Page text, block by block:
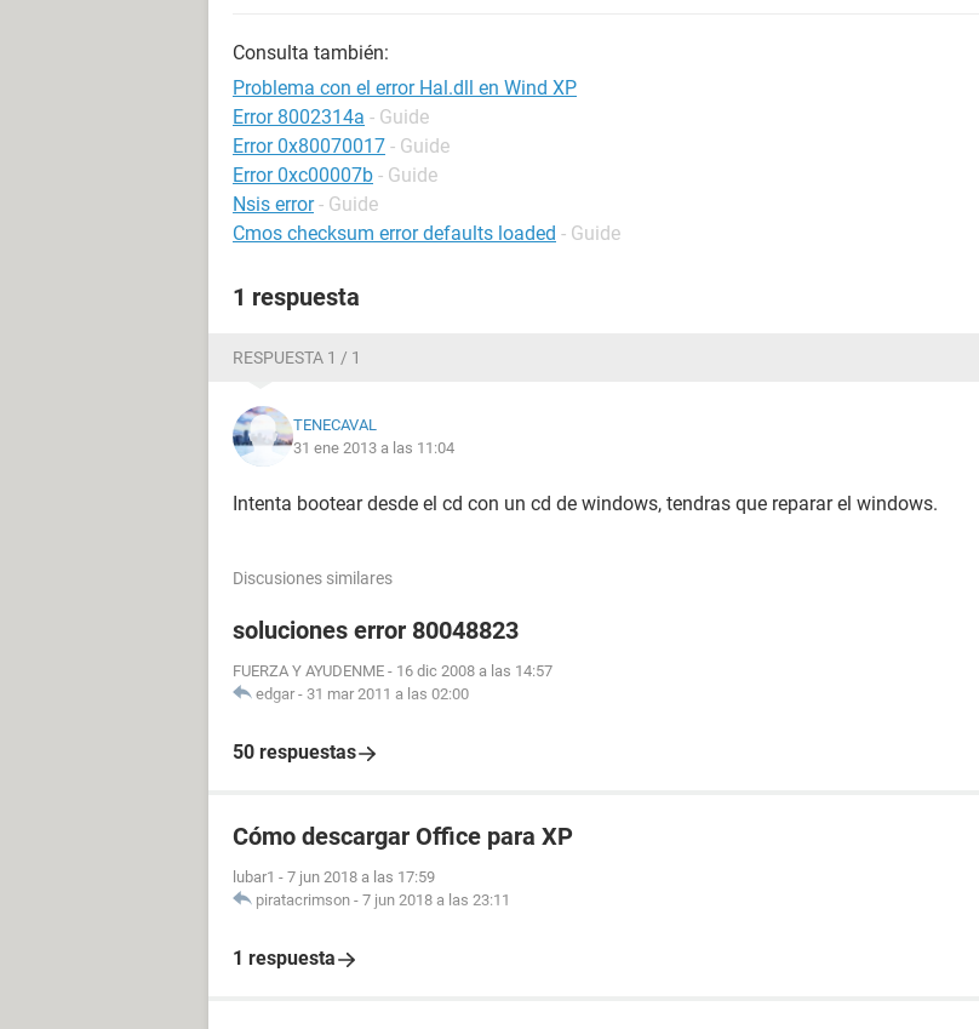
Consulta también:
Problema con el error Hal.dll en Wind XP
Error 8002314a - Guide
Error 0x80070017 - Guide
Error 0xc00007b - Guide
Nsis error - Guide
Cmos checksum error defaults loaded - Guide
1 respuesta
RESPUESTA 1 / 1
TENECAVAL
31 ene 2013 a las 11:04
Intenta bootear desde el cd con un cd de windows, tendras que reparar el windows.
Discusiones similares
soluciones error 80048823
FUERZA Y AYUDENME - 16 dic 2008 a las 14:57
edgar - 31 mar 2011 a las 02:00
50 respuestas
Cómo descargar Office para XP
lubar1 - 7 jun 2018 a las 17:59
piratacrimson - 7 jun 2018 a las 23:11
1 respuesta